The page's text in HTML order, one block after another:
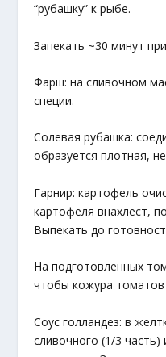
“рубашку” к рыбе.
Запекать ~30 минут
Фарш: на сливочном
специи.
Солевая рубашка:
образуется плотная,
Гарнир: картофель
картофеля внахлест,
Выпекать до
На подготовленных
чтобы кожура томатов
Соус голландез: в
сливочного (1/3